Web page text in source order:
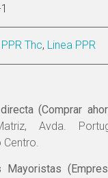
Thc, Linea PPR
(Comprar
Avda.
Mayoristas